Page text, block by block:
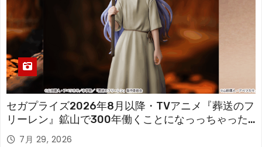
セガプライズ2026年8月以降・TVアニメ『葬送のフ
リーレン』鉱山で300年働くことになっっちゃった
「フリーレン」を立体化！
7月 29, 2026